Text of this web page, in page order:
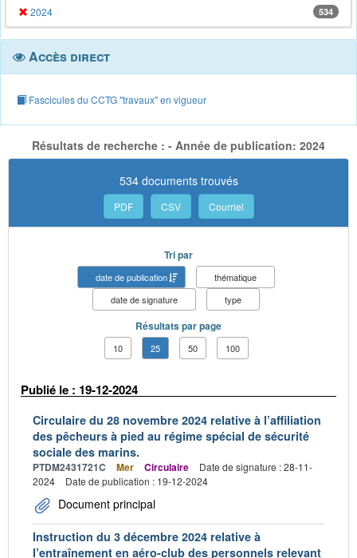
2024 534
Accès direct
Fascicules du CCTG "travaux" en vigueur
Résultats de recherche : - Année de publication: 2024
534 documents trouvés
PDF CSV Courriel
Tri par
date de publication
thématique
date de signature
type
Résultats par page
10 25 50 100
Publié le : 19-12-2024
Circulaire du 28 novembre 2024 relative à l’affiliation
des pêcheurs à pied au régime spécial de sécurité
sociale des marins.
PTDM2431721C Mer Circulaire
Date de signature : 28-11-
2024
Date de publication : 19-12-2024
Document principal
Instruction du 3 décembre 2024 relative à
l’entraînement en aéro-club des personnels relevant